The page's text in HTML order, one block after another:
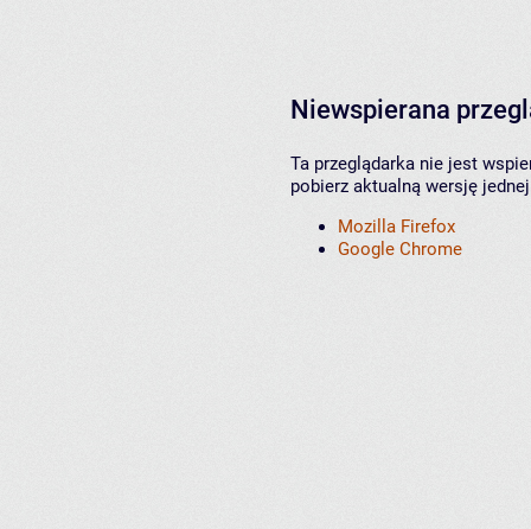
Niewspierana
Ta przeglądarka nie jest
pobierz aktualną wersję
Mozilla Firefox
Google Chrome